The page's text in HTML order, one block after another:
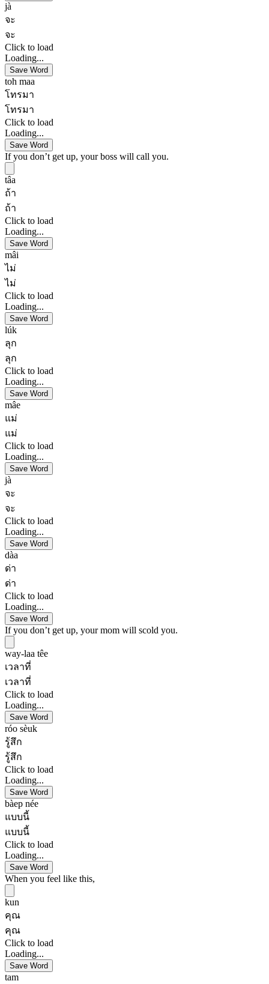
jà
จะ
จะ
Click to load
Loading...
Save Word
toh maa
โทรมา
โทรมา
Click to load
Loading...
Save Word
If you don’t get up, your boss will call you.
tâa
ถ้า
ถ้า
Click to load
Loading...
Save Word
mâi
ไม่
ไม่
Click to load
Loading...
Save Word
lúk
ลุก
ลุก
Click to load
Loading...
Save Word
mâe
แม่
แม่
Click to load
Loading...
Save Word
jà
จะ
จะ
Click to load
Loading...
Save Word
dàa
ด่า
ด่า
Click to load
Loading...
Save Word
If you don’t get up, your mom will scold you.
way-laa têe
เวลาที่
เวลาที่
Click to load
Loading...
Save Word
róo sèuk
รู้สึก
รู้สึก
Click to load
Loading...
Save Word
bàep née
แบบนี้
แบบนี้
Click to load
Loading...
Save Word
When you feel like this,
kun
คุณ
คุณ
Click to load
Loading...
Save Word
tam